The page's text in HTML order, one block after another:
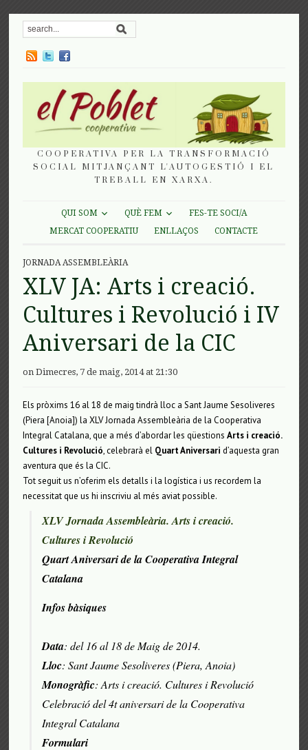
COOPERATIVA PER LA TRANSFORMACIÓ
SOCIAL MITJANÇANT L'AUTOGESTIÓ I EL
TREBALL EN XARXA.
QUI SOM QUÈ FEM
FES-TE SOCI/A
MERCAT COOPERATIU
ENLLAÇOS CONTACTE
JORNADA ASSEMBLEÀRIA
XLV JA: Arts i creació.
Cultures i Revolució i IV
Aniversari de la CIC
on Dimecres, 7 de maig, 2014 at 21:30
Els pròxims 16 al 18 de maig tindrà lloc a Sant Jaume Sesoliveres
(Piera [Anoia]) la XLV Jornada Assembleària de la Cooperativa
Integral Catalana, que a més d’abordar les qüestionsArts i creació.
Cultures i Revolució, celebrarà el Quart Aniversarid’aquesta gran
aventura que és la CIC.
Tot seguit us n’oferim els detalls i la logística i us recordem la
necessitat que us hi inscriviu al més aviat possible.
XLV Jornada Assembleària. Arts i creació.
Cultures i Revolució
Quart Aniversari de la Cooperativa Integral
Catalana
Infos bàsiques
Data: del 16 al 18 de Maig de 2014.
Lloc: Sant Jaume Sesoliveres (Piera, Anoia)
Monogràfic: Arts i creació. Cultures i Revolució
Celebració del 4t aniversari de la Cooperativa
Integral Catalana
Formulari